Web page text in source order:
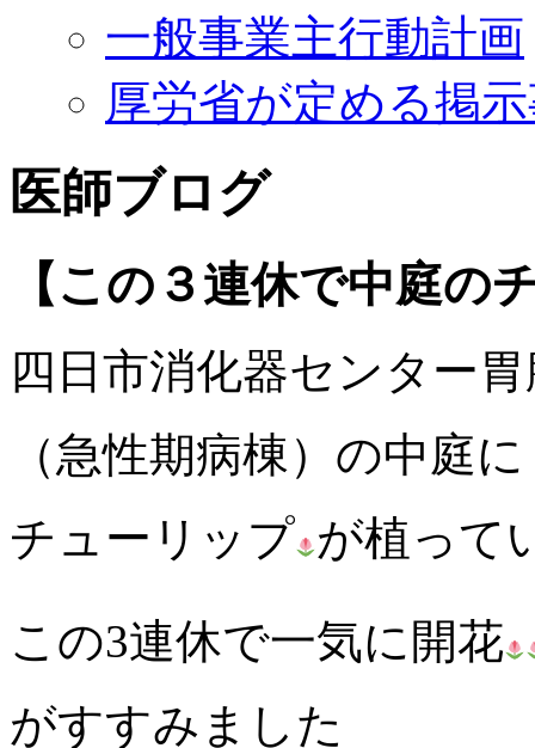
一般事業主行動計画
厚労省が定める掲
医師ブログ
【この３連休で中庭の
四日市消化器センター
（急性期病棟）の中庭に
チューリップ が植って
この3連休で一気に開花
がすすみました